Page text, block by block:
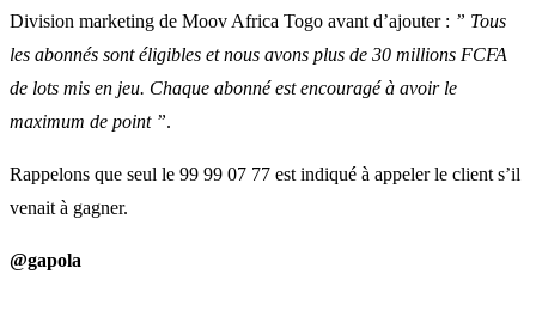
Division marketing de Moov Africa Togo avant d’ajouter : ” Tous
les abonnés sont éligibles et nous avons plus de 30 millions FCFA
de lots mis en jeu. Chaque abonné est encouragé à avoir le
maximum de point ”.
Rappelons que seul le 99 99 07 77 est indiqué à appeler le client s’il
venait à gagner.
@gapola